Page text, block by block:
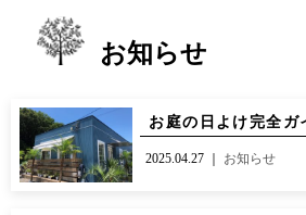
お問い合わせ
CONTACT
お知らせ
INFORMATION
オンラインショップ
お知らせ
2025.04.27 ｜ お知らせ